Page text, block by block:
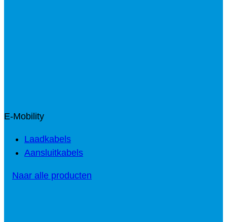
E-Mobility
Laadkabels
Aansluitkabels
Naar alle producten